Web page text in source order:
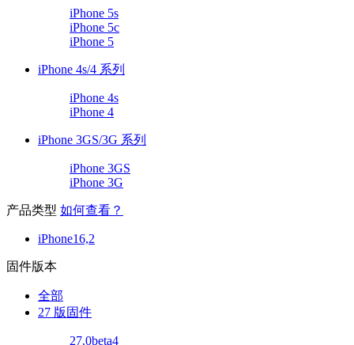
iPhone 5s
iPhone 5c
iPhone 5
iPhone 4s/4 系列
iPhone 4s
iPhone 4
iPhone 3GS/3G 系列
iPhone 3GS
iPhone 3G
产品类型 如何查看？
iPhone16,2
固件版本
全部
27 版固件
27.0beta4